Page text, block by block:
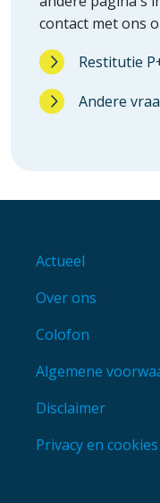
contact met ons
Restitutie
Andere
menu
Actueel
Over ons
Colofon
Algemene
Disclaimer
Privacy en cookies